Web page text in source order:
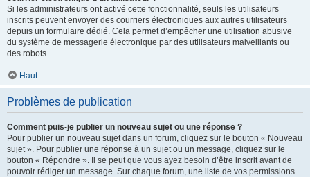
Si les administrateurs ont activé cette fonctionnalité, seuls les utilisateurs
inscrits peuvent envoyer des courriers électroniques aux autres utilisateurs
depuis un formulaire dédié. Cela permet d’empêcher une utilisation abusive
du système de messagerie électronique par des utilisateurs malveillants ou
des robots.
Haut
Problèmes de publication
Comment puis-je publier un nouveau sujet ou une réponse ?
Pour publier un nouveau sujet dans un forum, cliquez sur le bouton « Nouveau
sujet ». Pour publier une réponse à un sujet ou un message, cliquez sur le
bouton « Répondre ». Il se peut que vous ayez besoin d’être inscrit avant de
pouvoir rédiger un message. Sur chaque forum, une liste de vos permissions